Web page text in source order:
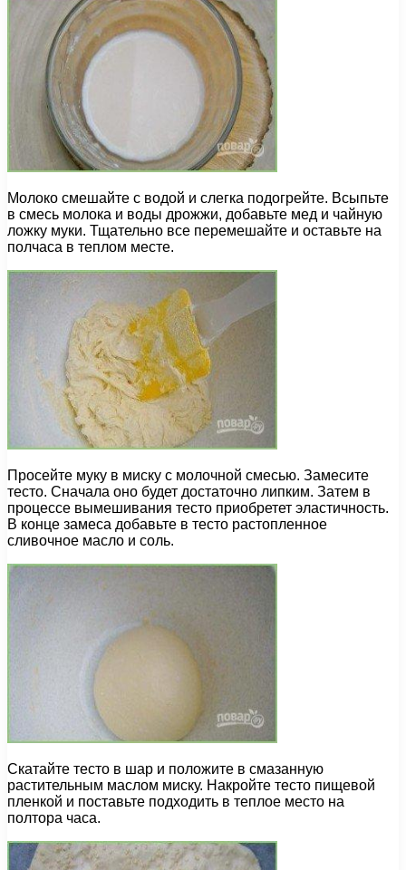
Молоко смешайте с водой и слегка подогрейте. Всыпьте
в смесь молока и воды дрожжи, добавьте мед и чайную
ложку муки. Тщательно все перемешайте и оставьте на
полчаса в теплом месте.
Просейте муку в миску с молочной смесью. Замесите
тесто. Сначала оно будет достаточно липким. Затем в
процессе вымешивания тесто приобретет эластичность.
В конце замеса добавьте в тесто растопленное
сливочное масло и соль.
Скатайте тесто в шар и положите в смазанную
растительным маслом миску. Накройте тесто пищевой
пленкой и поставьте подходить в теплое место на
полтора часа.